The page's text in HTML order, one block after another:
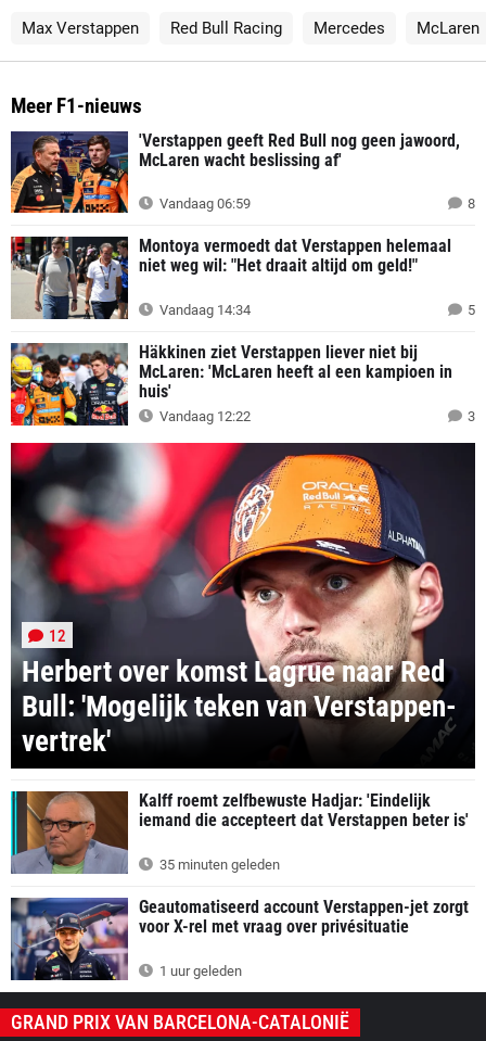
Max Verstappen Red Bull Racing Mercedes McLaren
Meer F1-nieuws
'Verstappen geeft Red Bull nog geen jawoord,
McLaren wacht beslissing af'
Vandaag 06:59 8
Montoya vermoedt dat Verstappen helemaal
niet weg wil: "Het draait altijd om geld!"
Vandaag 14:34 5
Häkkinen ziet Verstappen liever niet bij
McLaren: 'McLaren heeft al een kampioen in
huis'
Vandaag 12:22 3
Herbert over komst Lagrue naar Red
Bull: 'Mogelijk teken van Verstappen-
vertrek'
12
Kalff roemt zelfbewuste Hadjar: 'Eindelijk
iemand die accepteert dat Verstappen beter is'
35 minuten geleden
Geautomatiseerd account Verstappen-jet zorgt
voor X-rel met vraag over privésituatie
1 uur geleden
GRAND PRIX VAN BARCELONA-CATALONIË